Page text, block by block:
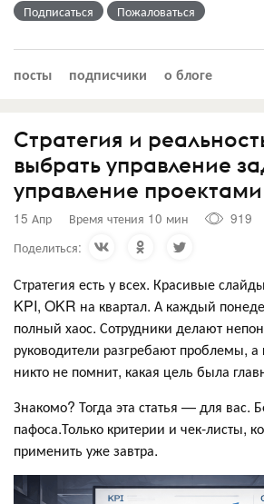
Подписаться Пожаловаться
посты подписчики о блоге
Стратегия и
выбрать управление
управление проектами
15 Апр Время чтения 10 мин
919
Поделиться:
Стратегия есть у всех. Красивые
KPI, OKR на квартал. А каждый
полный хаос. Сотрудники делают
руководители разгребают проблемы, а
никто не помнит, какая цель была
Знакомо? Тогда эта статья — для вас.
пафоса.Только критерии и чек-листы,
применить уже завтра.